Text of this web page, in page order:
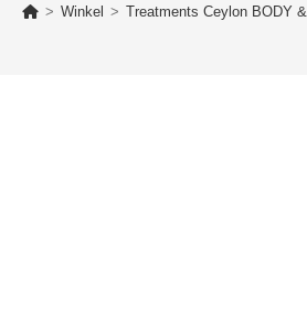
> Winkel > Treatments Ceylon BODY